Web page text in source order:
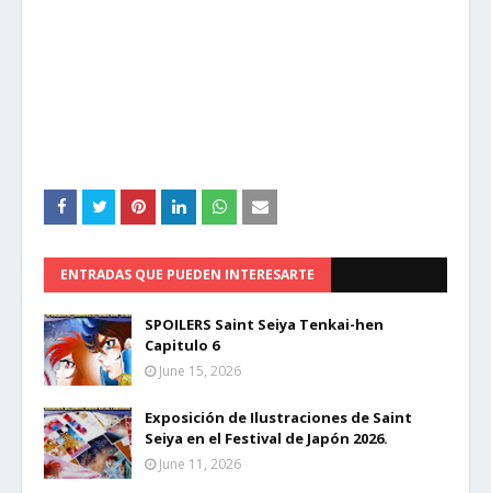
ENTRADAS QUE PUEDEN INTERESARTE
SPOILERS Saint Seiya Tenkai-hen
Capitulo 6
June 15, 2026
Exposición de Ilustraciones de Saint
Seiya en el Festival de Japón 2026.
June 11, 2026